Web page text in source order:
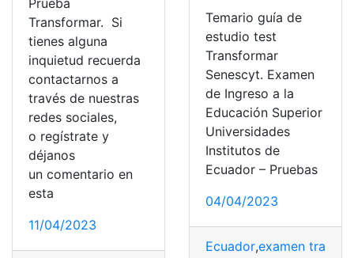
Transformar. Si
tienes alguna
inquietud recuerda
contactarnos a
través de nuestras
redes sociales,
o regístrate y
déjanos
un comentario en
esta
11/04/2023
Temario guía de
estudio test
Transformar
Senescyt. Examen
de Ingreso a la
Educación Superior
Universidades
Institutos de
Ecuador – Pruebas
04/04/2023
Ecuador,examen